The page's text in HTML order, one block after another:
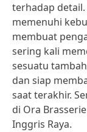
terhadap
memenuhi
membuat
sering kali
sesuatu
dan siap
saat terakhir.
di Ora
Inggris Raya.